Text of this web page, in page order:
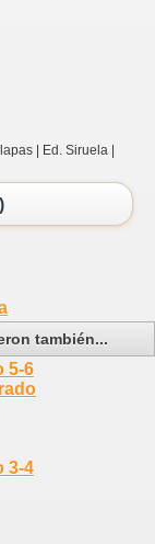
| Ed. Siruela |
también...
5-6
3-4